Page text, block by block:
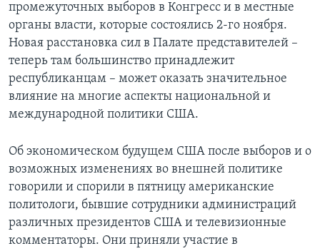
промежуточных выборов в Конгресс и в местные
органы власти, которые состоялись 2-го ноября.
Новая расстановка сил в Палате представителей –
теперь там большинство принадлежит
республиканцам – может оказать значительное
влияние на многие аспекты национальной и
международной политики США.
Об экономическом будущем США после выборов и о
возможных изменениях во внешней политике
говорили и спорили в пятницу американские
политологи, бывшие сотрудники администраций
различных президентов США и телевизионные
комментаторы. Они приняли участие в